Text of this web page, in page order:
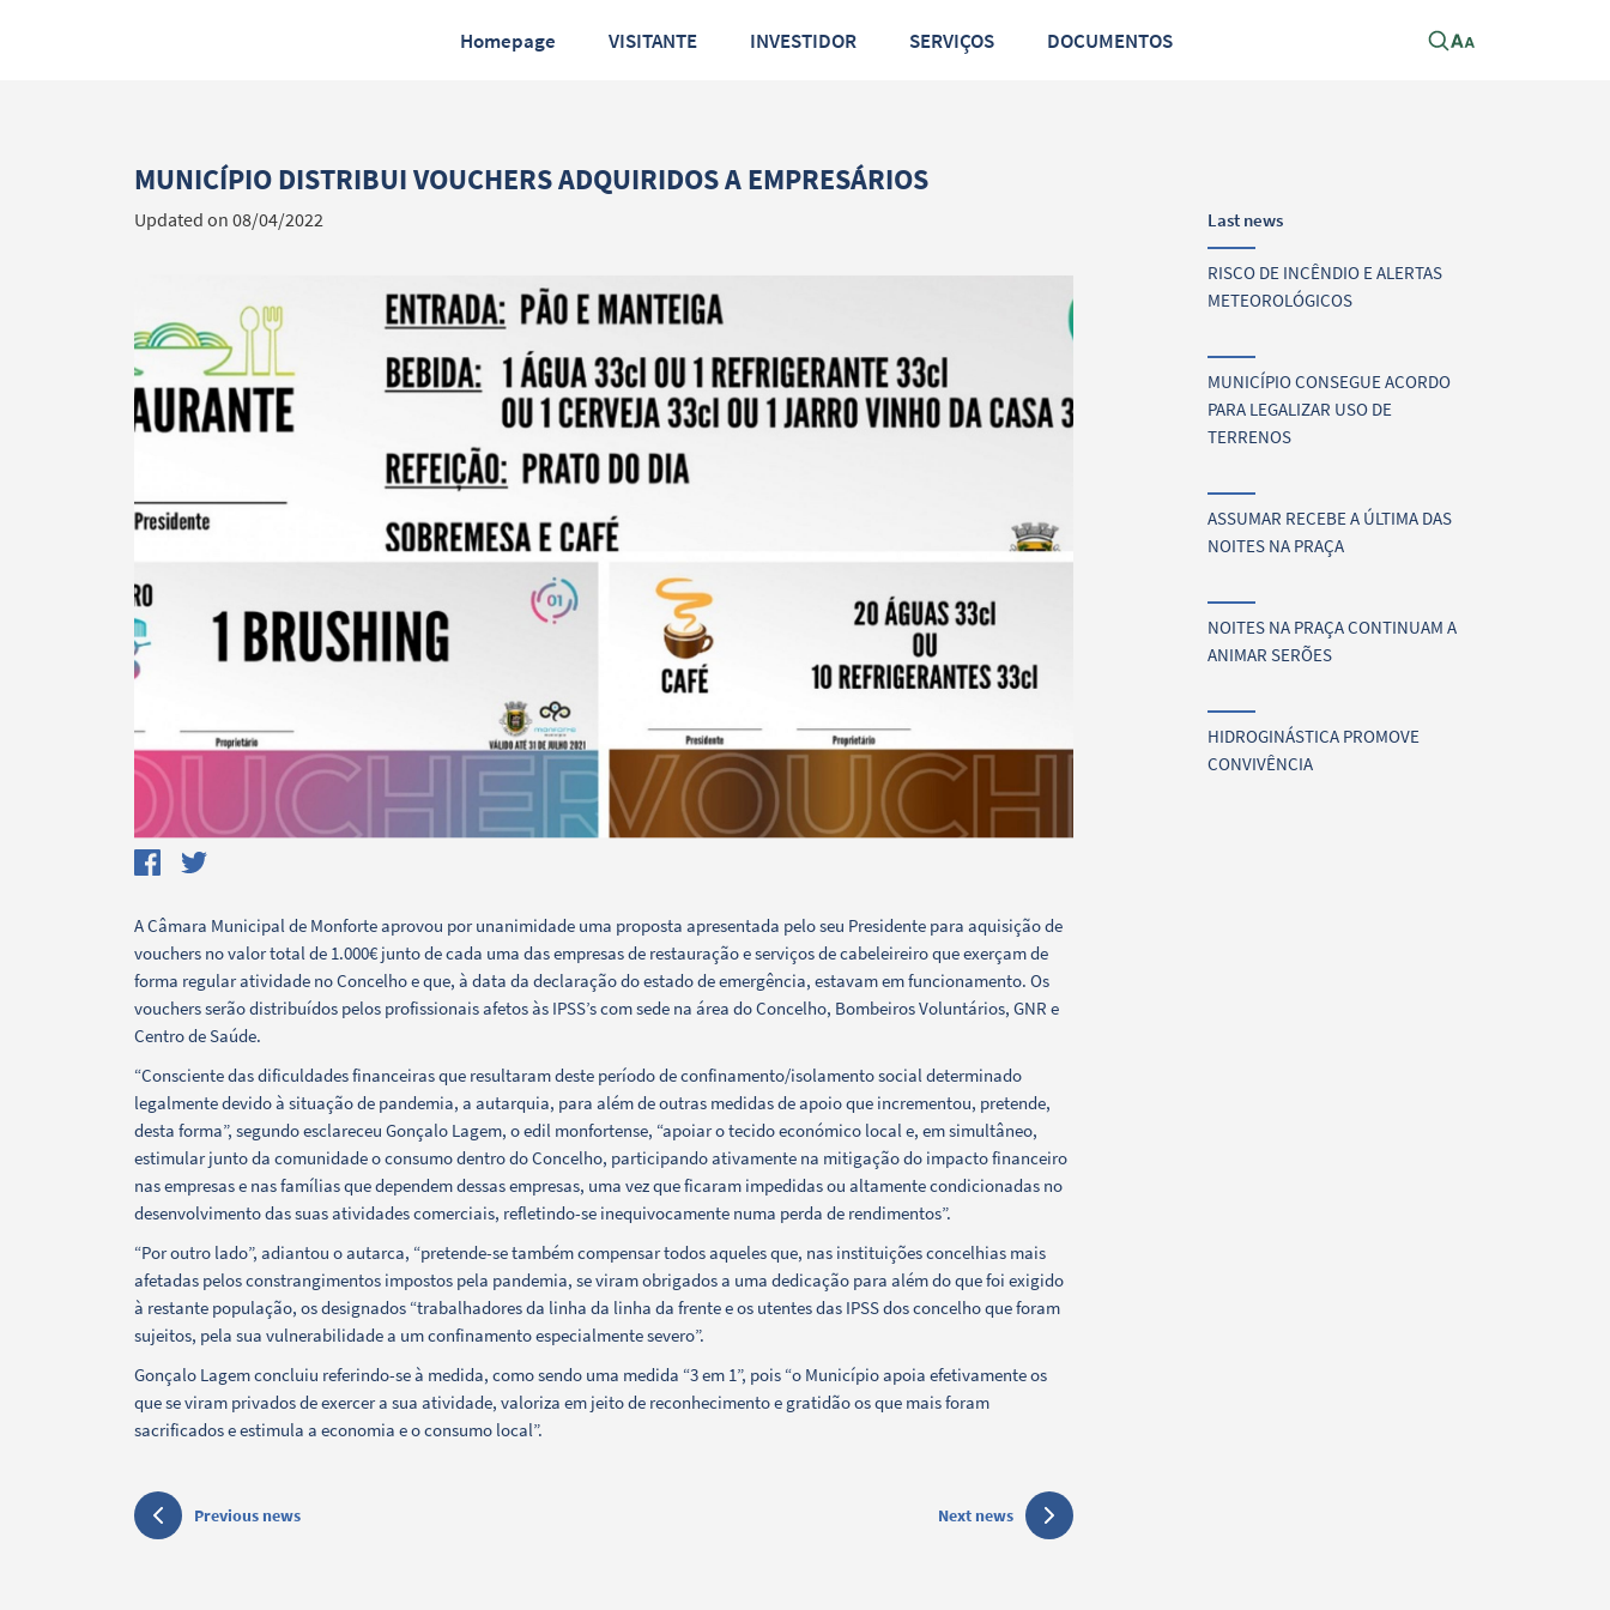
Homepage VISITANTE INVESTIDOR SERVIÇOS DOCUMENTOS
Filters
MUNICÍPIO DISTRIBUI VOUCHERS ADQUIRIDOS A EMPRESÁRIOS
Updated on 08/04/2022
A Câmara Municipal de Monforte aprovou por unanimidade uma proposta apresentada pelo seu Presidente para aquisição de
vouchers no valor total de 1.000€ junto de cada uma das empresas de restauração e serviços de cabeleireiro que exerçam de
forma regular atividade no Concelho e que, à data da declaração do estado de emergência, estavam em funcionamento. Os
vouchers serão distribuídos pelos profissionais afetos às IPSS’s com sede na área do Concelho, Bombeiros Voluntários, GNR e
Centro de Saúde.
“Consciente das dificuldades financeiras que resultaram deste período de confinamento/isolamento social determinado
legalmente devido à situação de pandemia, a autarquia, para além de outras medidas de apoio que incrementou, pretende,
desta forma”, segundo esclareceu Gonçalo Lagem, o edil monfortense, “apoiar o tecido económico local e, em simultâneo,
estimular junto da comunidade o consumo dentro do Concelho, participando ativamente na mitigação do impacto financeiro
nas empresas e nas famílias que dependem dessas empresas, uma vez que ficaram impedidas ou altamente condicionadas no
desenvolvimento das suas atividades comerciais, refletindo-se inequivocamente numa perda de rendimentos”.
“Por outro lado”, adiantou o autarca, “pretende-se também compensar todos aqueles que, nas instituições concelhias mais
afetadas pelos constrangimentos impostos pela pandemia, se viram obrigados a uma dedicação para além do que foi exigido
à restante população, os designados “trabalhadores da linha da linha da frente e os utentes das IPSS dos concelho que foram
sujeitos, pela sua vulnerabilidade a um confinamento especialmente severo”.
Gonçalo Lagem concluiu referindo-se à medida, como sendo uma medida “3 em 1”, pois “o Município apoia efetivamente os
que se viram privados de exercer a sua atividade, valoriza em jeito de reconhecimento e gratidão os que mais foram
sacrificados e estimula a economia e o consumo local”.
Previous news Next news
Last news
RISCO DE INCÊNDIO E ALERTAS
METEOROLÓGICOS
MUNICÍPIO CONSEGUE ACORDO
PARA LEGALIZAR USO DE
TERRENOS
ASSUMAR RECEBE A ÚLTIMA DAS
NOITES NA PRAÇA
NOITES NA PRAÇA CONTINUAM A
ANIMAR SERÕES
HIDROGINÁSTICA PROMOVE
CONVIVÊNCIA